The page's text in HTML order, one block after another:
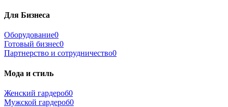
Для Бизнеса
Оборудование0
Готовый бизнес0
Партнерство и сотрудничество0
Мода и стиль
Женский гардероб0
Мужской гардероб0